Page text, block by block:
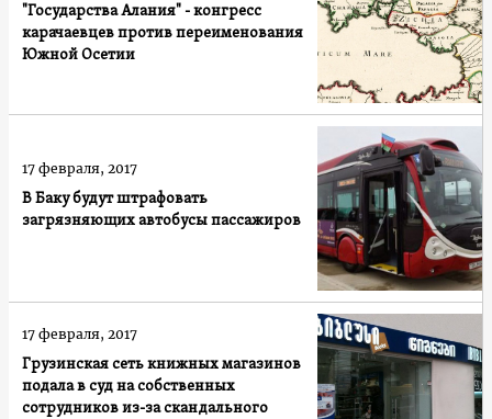
"Государства Алания" - конгресс
карачаевцев против переименования
Южной Осетии
В Баку будут штрафовать
загрязняющих автобусы пассажиров
17 февраля, 2017
Грузинская сеть книжных магазинов
подала в суд на собственных
сотрудников из-за скандального
17 февраля, 2017